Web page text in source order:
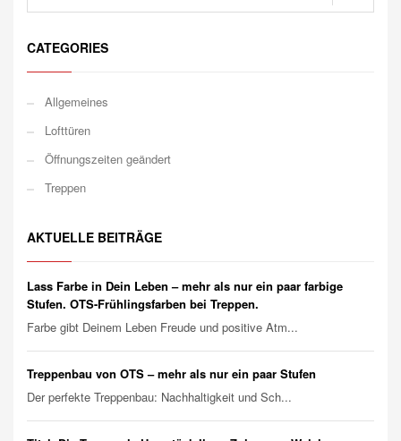
CATEGORIES
Allgemeines
Lofttüren
Öffnungszeiten geändert
Treppen
AKTUELLE BEITRÄGE
Lass Farbe in Dein Leben – mehr als nur ein paar farbige
Stufen. OTS-Frühlingsfarben bei Treppen.
Farbe gibt Deinem Leben Freude und positive Atm...
Treppenbau von OTS – mehr als nur ein paar Stufen
Der perfekte Treppenbau: Nachhaltigkeit und Sch...